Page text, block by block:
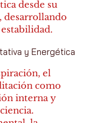
desde su
desarrollando
y Energética
el
como
interna y